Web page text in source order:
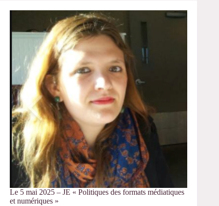
–
Séminaire
de
l’axe
« Numérique »
du
Cerlis
Le 5 mai 2025 – JE « Politiques des formats médiatiques
et numériques »